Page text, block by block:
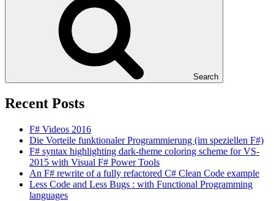
Search
Recent Posts
F# Videos 2016
Die Vorteile funktionaler Programmierung (im speziellen F#)
F# syntax highlighting dark-theme coloring scheme for VS-
2015 with Visual F# Power Tools
An F# rewrite of a fully refactored C# Clean Code example
Less Code and Less Bugs : with Functional Programming
languages